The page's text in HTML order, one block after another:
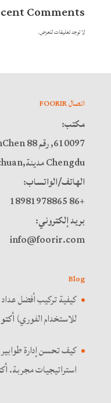
Comments
لا توجد تعليقات للعرض.
اتصال FOORIR
مكتب:
Chengdu مدينة,Sichuan مقاطعة، الصين
الهاتف/الواتساب:
+86 18981978865
بريد إلكتروني:
info@foorir.com
Blog
كيفية تركيب أفضل
للاستخدام الفوري)أكتوبر
استراتيجيات مجربة.